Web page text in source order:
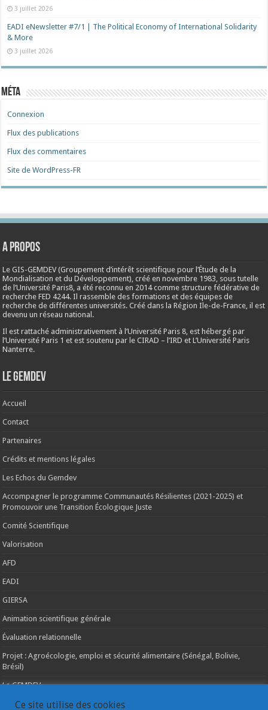
3 juillet 2026
EADI eNewsletter #7/1 | The Political Economy of International Solidarity
& More
3 juillet 2026
Méta
Connexion
Flux des publications
Flux des commentaires
Site de WordPress-FR
A propos
Le GIS-GEMDEV (Groupement d’intérêt scientifique pour l’Étude de la
Mondialisation et du Développement), créé ennovembre 1983 , sous tutelle
de l’Université Paris8, a été reconnu en 2014 comme structure fédérative de
recherche FED 4244. Il rassemble des formations et des équipes de
recherche de différentes universités. Créé dans la Région Ile-de-France, il est
devenu un réseau national.
Il est rattaché administrativement à l’Université Paris 8, est hébergé par
l’Université Paris 1 et est soutenu par le CIRAD – l’IRD et L’Université Paris
Nanterre.
Le Gemdev
Accueil
Contact
Partenaires
Crédits et mentions légales
Les Echos du Gemdev
Accompagner le programme Communautés Résilientes (2021-2025) et
Promouvoir une Transition Écologique Juste
Comité Scientifique
Valorisation
AFD
EADI
GIERSA
Animation scientifique générale
Évaluation relationnelle
Projet : Agroécologie, emploi et sécurité alimentaire (Sénégal, Bolivie,
Brésil)
Le GEMDEV
La pluridisciplinarité
Ce site utilise des cookies